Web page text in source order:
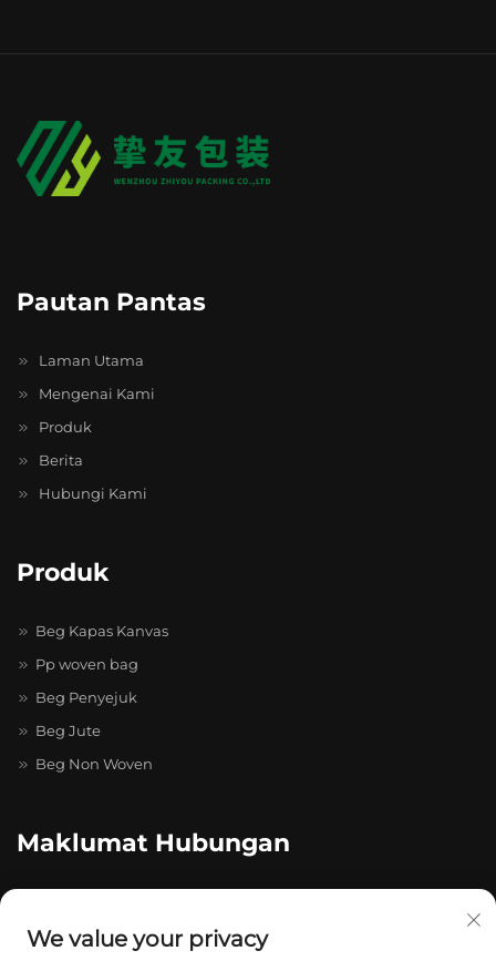
Pautan Pantas
Laman Utama
Mengenai Kami
Produk
Berita
Hubungi Kami
Produk
Beg Kapas Kanvas
Pp woven bag
Beg Penyejuk
Beg Jute
Beg Non Woven
Maklumat Hubungan
No. 511–731, Longgang
We value your privacy